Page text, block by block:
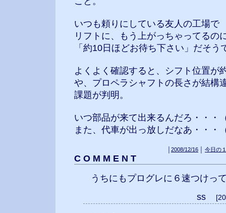
いつも頼りにしている友人の工場で
リフトに、もう上がっちゃってるの
「約10日ほどお待ち下さい」だそう
よくよく確認すると、シフト位置が
や、プロペラシャフトの長さが結構
課題が判明。
いつ部品が来て出来るんだろ・・・
また、代車が出っ放しだなあ・・・
2008/12/16 今日の
C O M M E N T
うちにもプログレに６速つけっ
ss